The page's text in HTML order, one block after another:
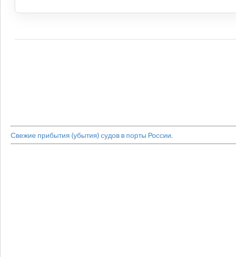
Свежие прибытия (убытия) судов в порты России.